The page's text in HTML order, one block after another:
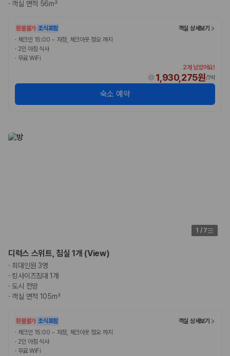
Q. 제주공항 근처 렌트카도 비교할 수 있나요?
Q. 가족 여행에는 어떤 제주 렌트카를 비교해야 하나요?
제주렌트카 가격비교 주요 링크
제주 렌트카 예약
·객실 면적 56m²
환불불가 조식포함
객실 상세보기
· 체크인 15:00 ~ 자정, 체크아웃 정오 까지
· 2인 아침 식사
· 무료 WiFi
2개 남았어요!
1,930,275원/1박
숙소 예약
1 / 7
디럭스 스위트, 침실 1개 (View)
· 최대인원 3명
·킹사이즈침대 1개
· 도시 전망
·객실 면적 105m²
환불불가 조식포함
객실 상세보기
· 체크인 15:00 ~ 자정, 체크아웃 정오 까지
· 2인 아침 식사
· 무료 WiFi